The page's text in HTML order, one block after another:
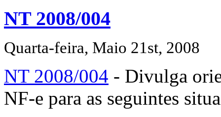
NT 2008/004
Quarta-feira, Maio 21st, 2008
NT 2008/004 - Divulga
NF-e para as seguintes